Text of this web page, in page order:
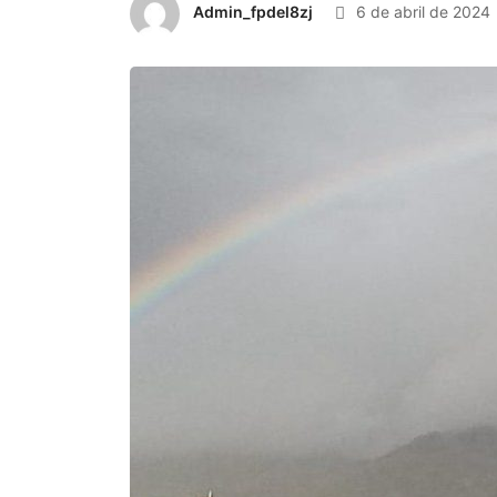
Admin_fpdel8zj 6 de abril de 2024